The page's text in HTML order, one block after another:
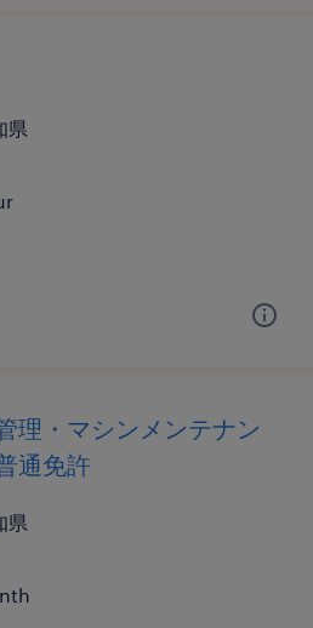
県
理・マシンメンテナン
通免許
県